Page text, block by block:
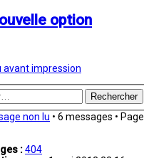
option
avant impression
Rechercher
non lu • 6 messages • Page
:404